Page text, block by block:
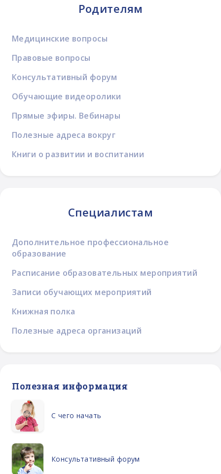
Родителям
Медицинские вопросы
Правовые вопросы
Консультативный форум
Обучающие видеоролики
Прямые эфиры. Вебинары
Полезные адреса вокруг
Книги о развитии и воспитании
Специалистам
Дополнительное профессиональное
образование
Расписание образовательных мероприятий
Записи обучающих мероприятий
Книжная полка
Полезные адреса организаций
Полезная информация
С чего начать
Консультативный форум